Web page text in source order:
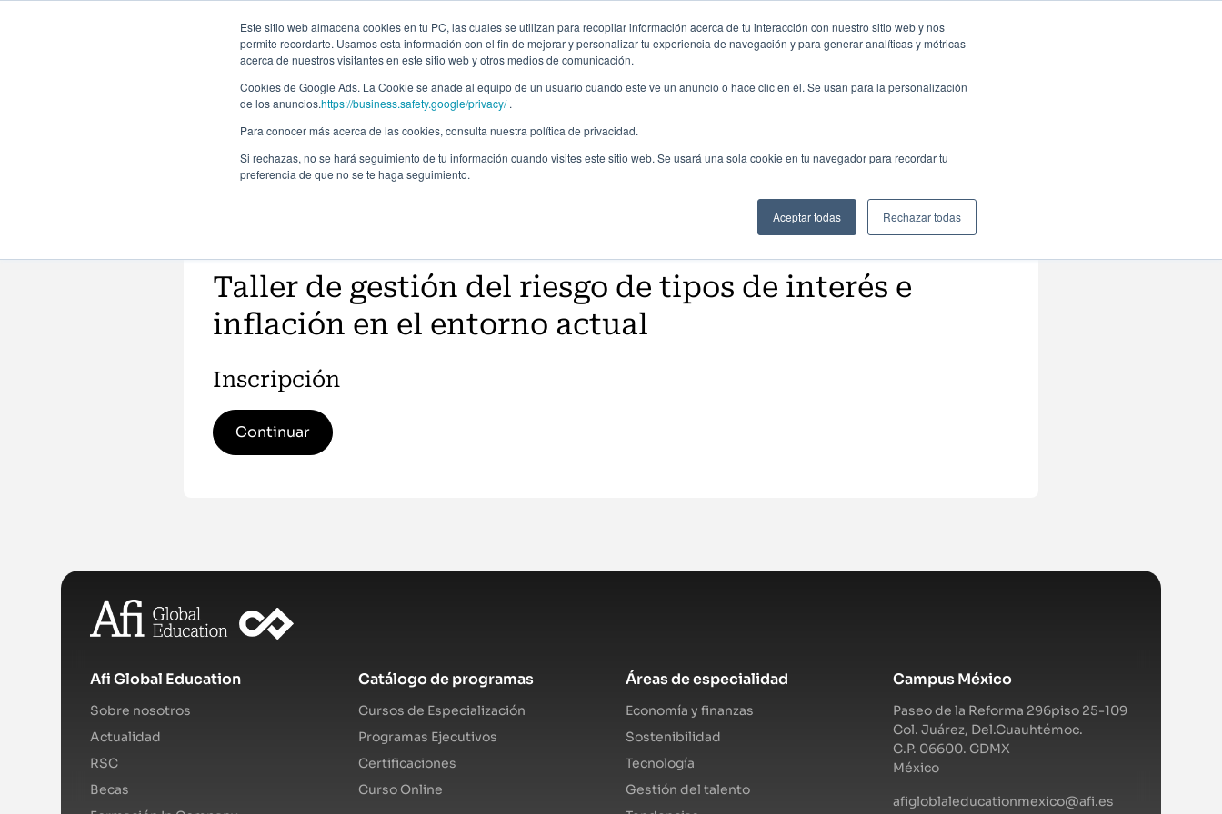
Este sitio web almacena cookies en tu PC, las cuales se utilizan para recopilar información acerca de tu interacción con nuestro sitio web y nos
permite recordarte. Usamos esta información con el fin de mejorar y personalizar tu experiencia de navegación y para generar analíticas y métricas
acerca de nuestros visitantes en este sitio web y otros medios de comunicación.
Cookies de Google Ads. La Cookie se añade al equipo de un usuario cuando este ve un anuncio o hace clic en él. Se usan para la personalización
de los anuncios.https://business.safety.google/privacy/.
Para conocer más acerca de las cookies, consulta nuestra política de privacidad.
Si rechazas, no se hará seguimiento de tu información cuando visites este sitio web. Se usará una sola cookie en tu navegador para recordar tu
preferencia de que no se te haga seguimiento.
Aceptar todas Rechazar todas
Taller de gestión del riesgo de tipos de interés e
inflación en el entorno actual
Inscripción
Continuar
Afi Global Education
Sobre nosotros
Actualidad
RSC
Becas
Catálogo de programas
Cursos de Especialización
Programas Ejecutivos
Certificaciones
Curso Online
Áreas de especialidad
Economía y finanzas
Sostenibilidad
Tecnología
Gestión del talento
Campus México
Paseo de la Reforma 296piso 25-109
Col. Juárez, Del.Cuauhtémoc.
C.P. 06600. CDMX
México
afigloblaleducationmexico@afi.es